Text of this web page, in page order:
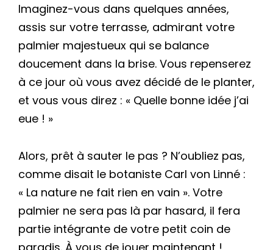
Imaginez-vous dans quelques années,
assis sur votre terrasse, admirant votre
palmier majestueux qui se balance
doucement dans la brise. Vous repenserez
à ce jour où vous avez décidé de le planter,
et vous vous direz : « Quelle bonne idée j’ai
eue ! »
Alors, prêt à sauter le pas ? N’oubliez pas,
comme disait le botaniste Carl von Linné :
« La nature ne fait rien en vain ». Votre
palmier ne sera pas là par hasard, il fera
partie intégrante de votre petit coin de